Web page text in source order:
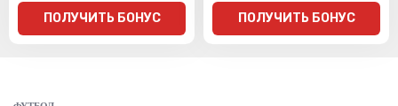
ПОЛУЧИТЬ БОНУС ПОЛУЧИТЬ БОНУС